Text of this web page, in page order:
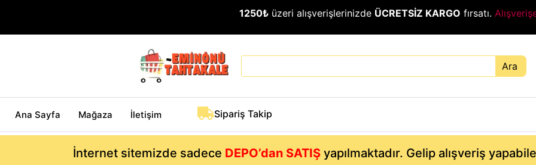
1250₺ üzeri alışverişlerinizde ÜCRETSİZ KARGO fırsatı.
Ara
Ana Sayfa Mağaza İletişim Sipariş Takip
İnternet sitemizde sadece DEPO’dan SATIŞyapılmaktadır. Gelip alışveriş